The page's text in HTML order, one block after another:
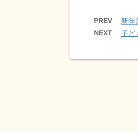
PREV 新年
NEXT 子ど